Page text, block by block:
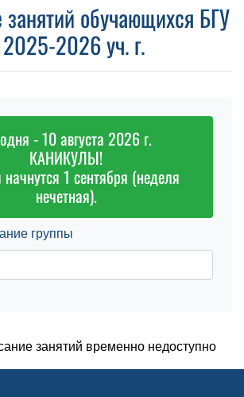
занятий обучающихся БГУ
2026 уч. г.
- 10 августа 2026 г.
КАНИКУЛЫ!
1 сентября (неделя
нечетная).
группы
занятий временно недоступно